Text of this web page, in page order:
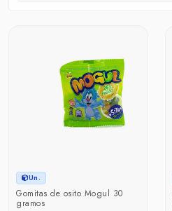
Un.
Gomitas de osito Mogul 30
gramos